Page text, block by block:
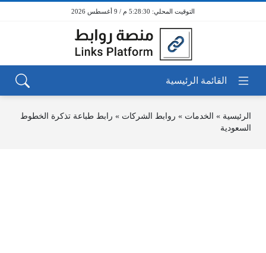
5:28:30 م / 9 أغسطس 2026
الرئيسية » الخدمات » روابط الشركات » رابط طباعة تذكرة الخطوط
السعودية